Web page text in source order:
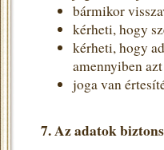
bármikor
kérheti, hogy
kérheti, hogy
amennyiben
joga van
7. Az adatok